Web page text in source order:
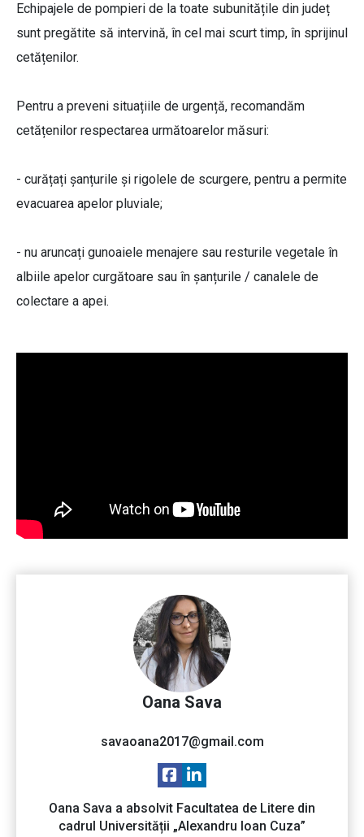
Echipajele de pompieri de la toate subunitățile din județ
sunt pregătite să intervină, în cel mai scurt timp, în sprijinul
cetățenilor.
Pentru a preveni situațiile de urgență, recomandăm
cetățenilor respectarea următoarelor măsuri:
- curățați șanțurile și rigolele de scurgere, pentru a permite
evacuarea apelor pluviale;
- nu aruncați gunoaiele menajere sau resturile vegetale în
albiile apelor curgătoare sau în șanțurile / canalele de
colectare a apei.
Oana Sava
savaoana2017@gmail.com
Oana Sava a absolvit Facultatea de Litere din
cadrul Universității „Alexandru Ioan Cuza”